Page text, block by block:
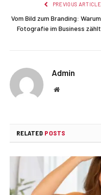
PREVIOUS ARTICLE
Vom Bild zum Branding: Warum
Fotografie im Business zählt
Admin
Website
RELATED POSTS